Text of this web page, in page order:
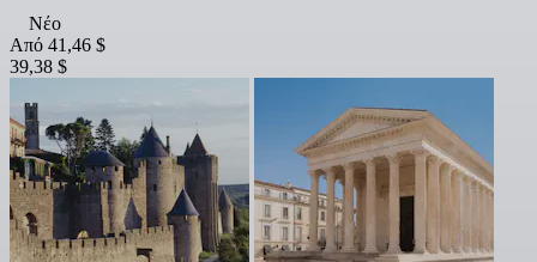
Νέο
Από 41,46 $
39,38 $